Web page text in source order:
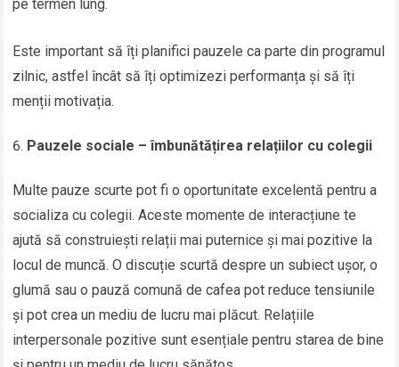
pe termen lung.
Este important să îți planifici pauzele ca parte din programul
zilnic, astfel încât să îți optimizezi performanța și să îți
menții motivația.
Pauzele sociale – îmbunătățirea relațiilor cu colegii
Multe pauze scurte pot fi o oportunitate excelentă pentru a
socializa cu colegii. Aceste momente de interacțiune te
ajută să construiești relații mai puternice și mai pozitive la
locul de muncă. O discuție scurtă despre un subiect ușor, o
glumă sau o pauză comună de cafea pot reduce tensiunile
și pot crea un mediu de lucru mai plăcut. Relațiile
interpersonale pozitive sunt esențiale pentru starea de bine